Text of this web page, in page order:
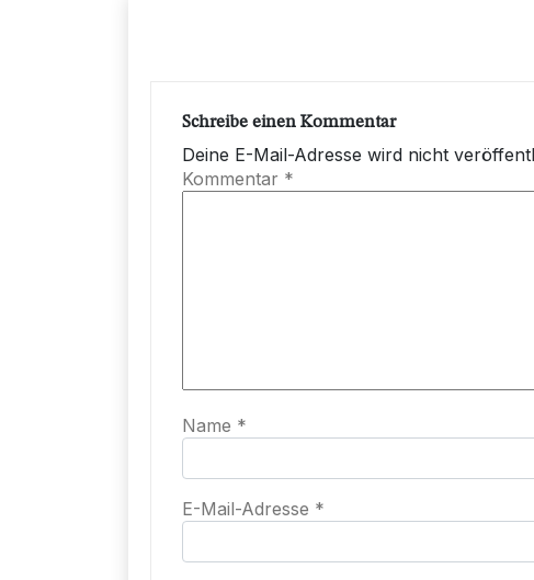
Schreibe einen Kommentar
Deine E-Mail-Adresse wird nicht
Kommentar *
Name *
E-Mail-Adresse *